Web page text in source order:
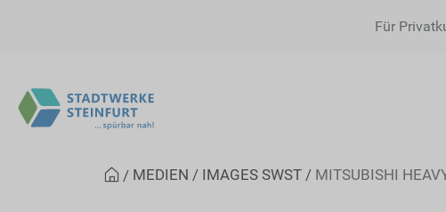
Für
MEDIEN IMAGES SWST MITSUBISHI